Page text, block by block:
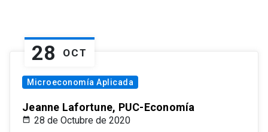
28 OCT
Microeconomía Aplicada
Jeanne Lafortune, PUC-Economía
28 de Octubre de 2020